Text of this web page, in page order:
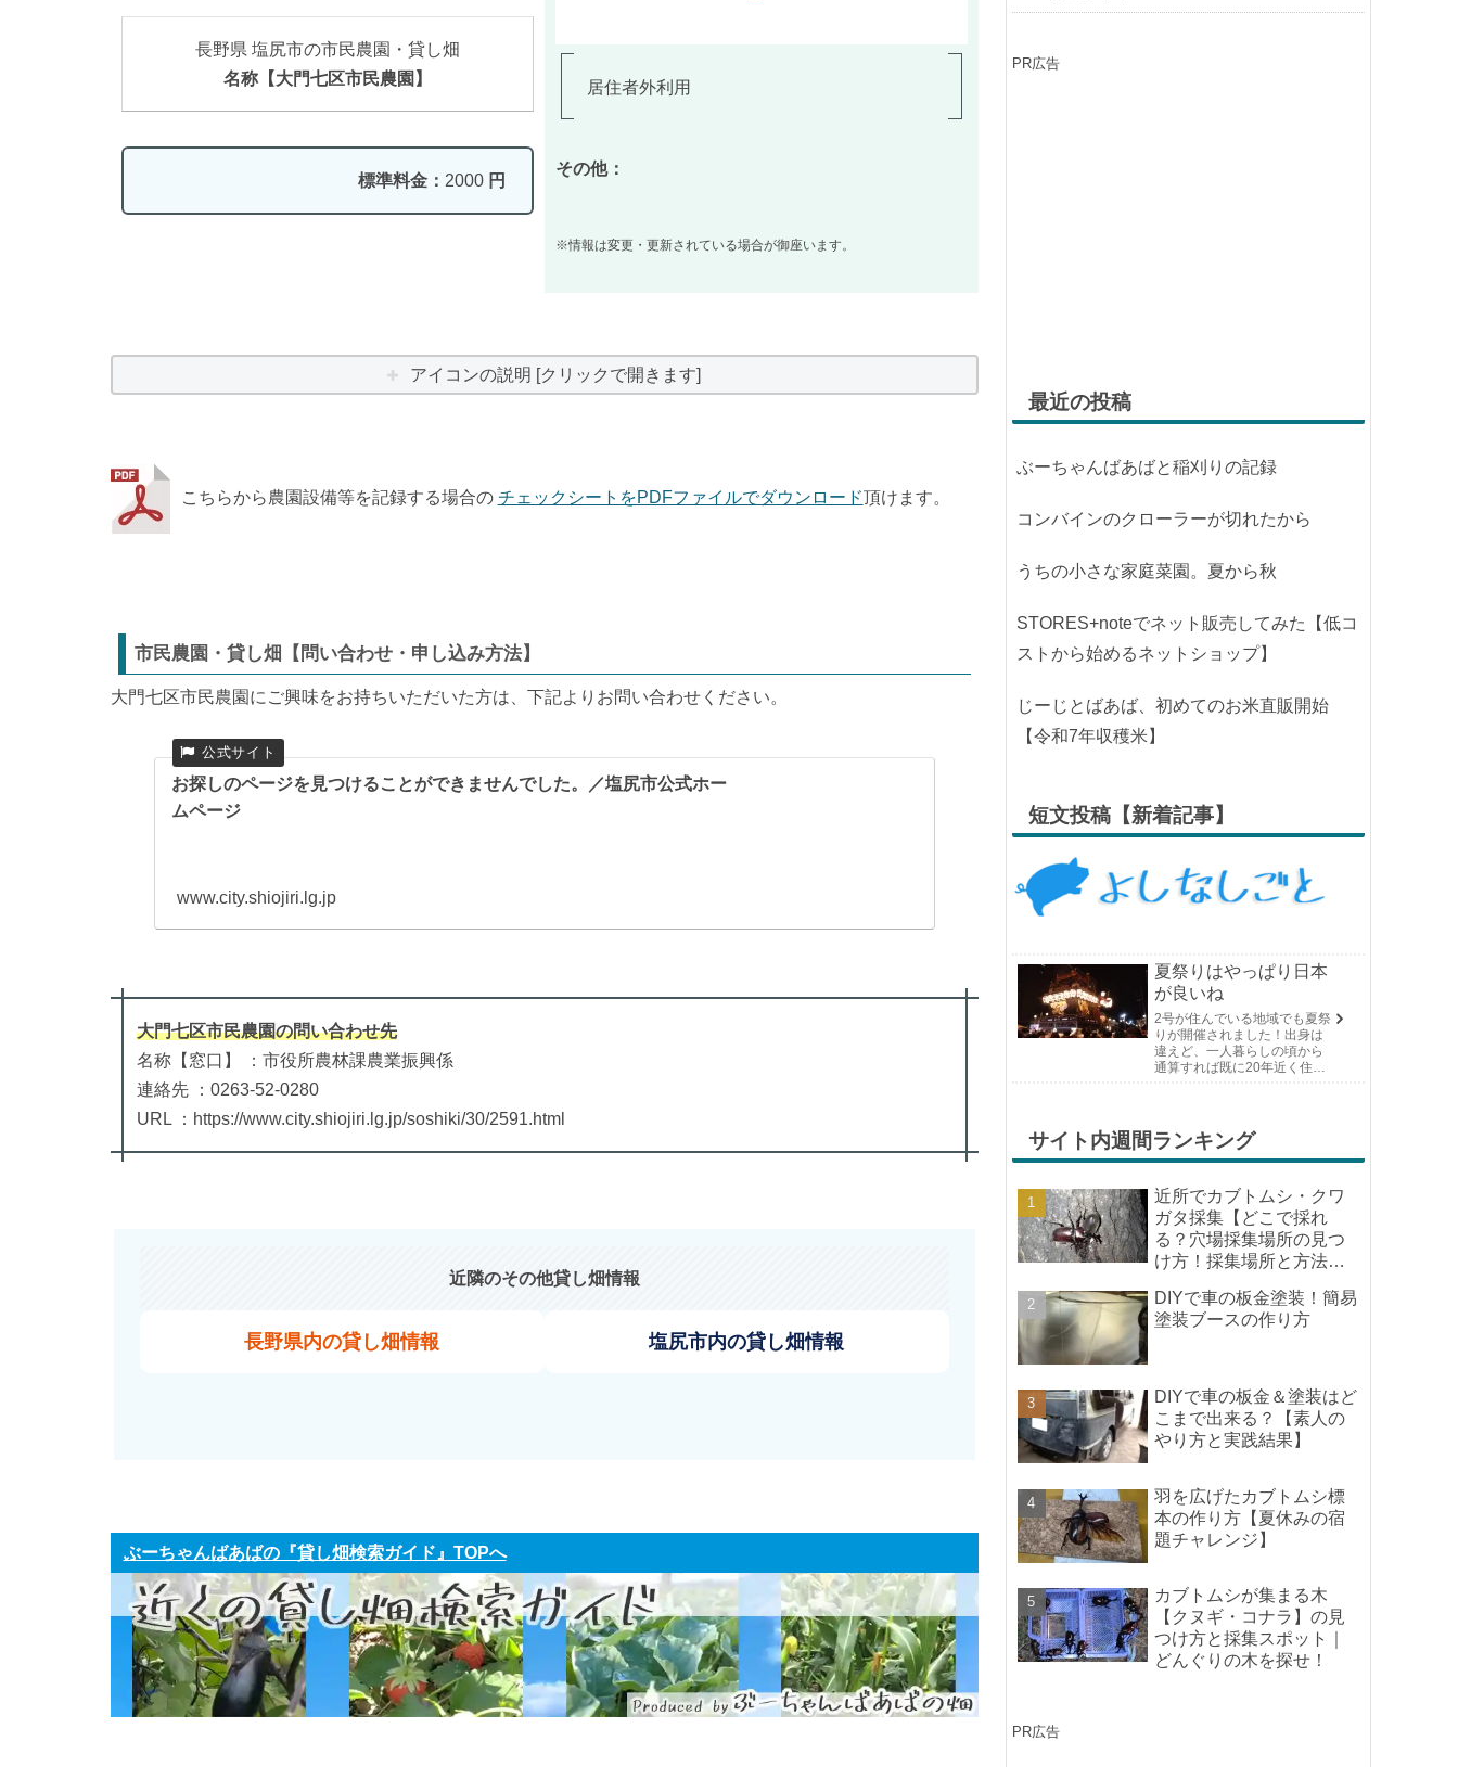
長野県 塩尻市の市民農園・貸し畑
名称【大門七区市民農園】
標準料金： 2000 円
居住者外利用
その他：
※情報は変更・更新されている場合が御座います。
アイコンの説明 [クリックで開きます]
こちらから農園設備等を記録する場合の チェックシートをPDFファイルでダウンロード頂けます。
市民農園・貸し畑【問い合わせ・申し込み方法】
大門七区市民農園にご興味をお持ちいただいた方は、下記よりお問い合わせください。
お探しのページを見つけることができませんでした。／塩尻市公式ホー
ムページ
www.city.shiojiri.lg.jp
大門七区市民農園の問い合わせ先
名称【窓口】 ：市役所農林課農業振興係
連絡先 ：0263-52-0280
URL ：https://www.city.shiojiri.lg.jp/soshiki/30/2591.html
近隣のその他貸し畑情報
長野県内の貸し畑情報 塩尻市内の貸し畑情報
ぶーちゃんばあばの『貸し畑検索ガイド』TOPへ
PR広告
最近の投稿
ぶーちゃんばあばと稲刈りの記録
コンバインのクローラーが切れたから
うちの小さな家庭菜園。夏から秋
STORES+noteでネット販売してみた【低コ
ストから始めるネットショップ】
じーじとばあば、初めてのお米直販開始
【令和7年収穫米】
短文投稿【新着記事】
夏祭りはやっぱり日本
が良いね
2号が住んでいる地域でも夏祭
りが開催されました！出身は
違えど、一人暮らしの頃から
通算すれば既に20年近く住ん
す。そして、それは2号嫁も同
じようで、夏祭りが近いづい...
サイト内週間ランキング
近所でカブトムシ・クワ
ガタ採集【どこで採れ
る？穴場採集場所の見つ
け方！採集場所と方法や
DIYで車の板金塗装！簡易
塗装ブースの作り方
DIYで車の板金＆塗装はど
こまで出来る？【素人の
やり方と実践結果】
羽を広げたカブトムシ標
本の作り方【夏休みの宿
題チャレンジ】
カブトムシが集まる木
【クヌギ・コナラ】の見
つけ方と採集スポット｜
どんぐりの木を探せ！
PR広告